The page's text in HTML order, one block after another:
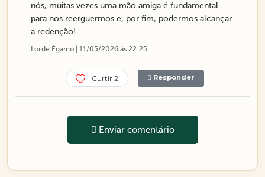
nós, muitas vezes uma mão amiga é fundamental
para nos reerguermos e, por fim, podermos alcançar
a redenção!
Lorde Égamo | 11/05/2026 ás 22:25
Curtir 2 Responder
Enviar comentário